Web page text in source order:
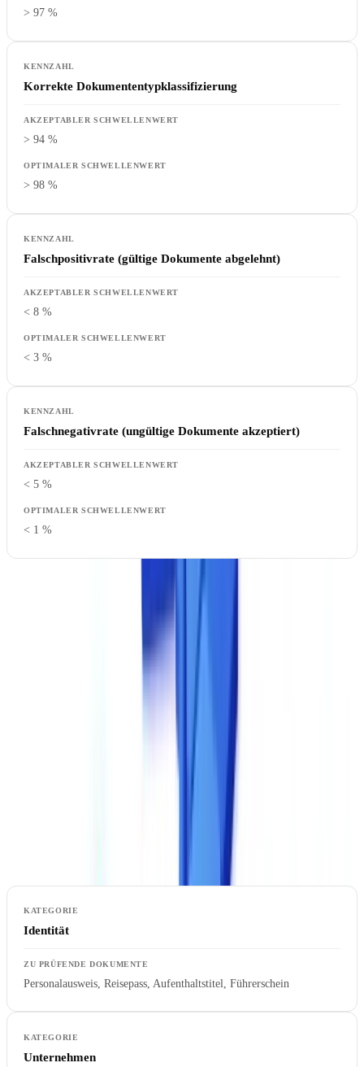
> 97 %
Korrekte Dokumententypklassifizierung
> 94 %
> 98 %
Falschpositivrate (gültige Dokumente abgelehnt)
< 8 %
< 3 %
Falschnegativrate (ungültige Dokumente akzeptiert)
< 5 %
< 1 %
Dokumenten. Benchmarks auf standardisierten Datensätzen spiegeln
Stapel von 50 bis 100 repräsentativen Dokumenten vor,
2. Unterstützte Dokumententypen
Nicht alle Lösungen decken die gleichen Dokumententypen ab.
Überprüfen Sie die Unterstützung für die spezifischen Dokumente,
Identität
Personalausweis, Reisepass, Aufenthaltstitel, Führerschein
Unternehmen